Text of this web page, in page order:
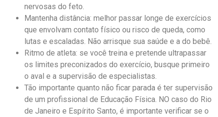
nervosas do feto.
Mantenha distância: melhor passar longe de exercícios
que envolvam contato físico ou risco de queda, como
lutas e escaladas. Não arrisque sua saúde e a do bebê.
Ritmo de atleta: se você treina e pretende ultrapassar
os limites preconizados do exercício, busque primeiro
o aval e a supervisão de especialistas.
Tão importante quanto não ficar parada é ter supervisão
de um profissional de Educação Física. NO caso do Rio
de Janeiro e Espírito Santo, é importante verificar se o